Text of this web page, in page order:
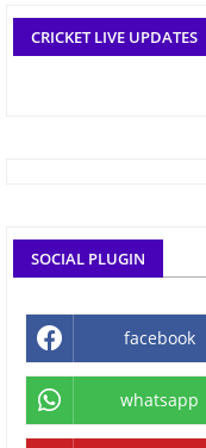
CRICKET LIVE UPDATES
SOCIAL PLUGIN
facebook
whatsapp